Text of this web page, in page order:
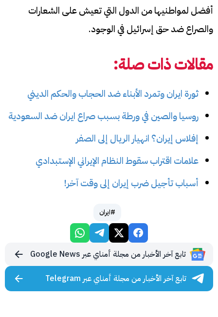
أفضل لمواطنيها من الدول التي تعيش على الشعارات
والصراع ضد حق إسرائيل في الوجود.
مقالات ذات صلة:
ثورة ايران وتمرد الأبناء ضد الحجاب والحكم الديني
روسيا والصين في ورطة بسبب صراع ايران ضد السعودية
إفلاس إيران؟ انهيار الريال إلى الصفر
علامات اقتراب سقوط النظام الإيراني الإستبدادي
أسباب تأجيل ضرب إيران إلى وقت آخر!
#ايران
تابع آخر الأخبار من مجلة أمناي عبر Google News
تابع آخر الأخبار من مجلة أمناي عبر Telegram